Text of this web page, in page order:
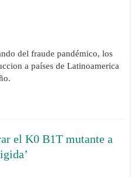
del fraude pandémico, los
a países de Latinoamerica
el K0 B1T mutante a